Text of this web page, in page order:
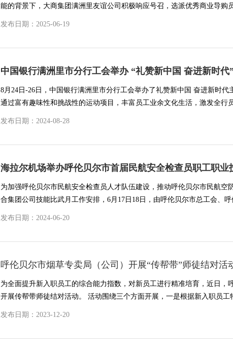
能的背景下，大商集团满洲里友谊公司积极响应号召，选派优秀商业导购
发布日期：2025-06-19
中国银行满洲里市分行工会举办 “礼赞新中国 奋进新时代
8月24日-26日，中国银行满洲里市分行工会举办了礼赞新中国 奋进新时代
通过富有趣味性和挑战性的运动项目，丰富员工业余文化生活，激发全行
发布日期：2024-08-28
海拉尔机场举办呼伦贝尔市首届民航安全检查员职工职业
为加强呼伦贝尔市民航安全检查员人才队伍建设，推动呼伦贝尔市民航空
合集团公司技能比武月工作安排，6月17日18日，由呼伦贝尔市总工会、
发布日期：2024-06-20
呼伦贝尔市烟草专卖局（公司）开展“传帮带”师徒结对活
为全面提升新入职员工的综合能力指数，对新员工进行精准培育，近日，
开展传帮带师徒结对活动。 活动围绕三个方面开展，一是根据新入职员工
发布日期：2023-12-20